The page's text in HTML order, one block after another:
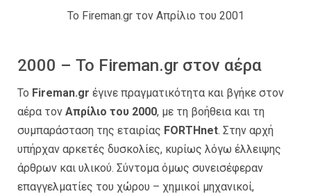
Το Fireman.gr τον Απρίλιο του 2001
2000 – Το Fireman.gr στον αέρα
Το Fireman.gr έγινε πραγματικότητα και βγήκε στον
αέρα τον Απρίλιο του 2000, με τη βοήθεια και τη
συμπαράσταση της εταιρίας FORTHnet. Στην αρχή
υπήρχαν αρκετές δυσκολίες, κυρίως λόγω έλλειψης
άρθρων και υλικού. Σύντομα όμως συνεισέφεραν
επαγγελματίες του χώρου – χημικοί μηχανικοί,